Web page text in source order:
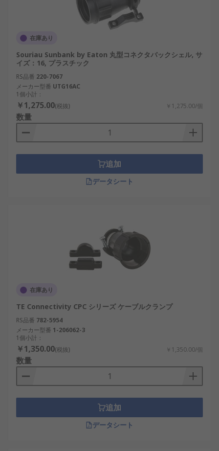
デメリットとしては以下の点が挙げられます。
高性能モデルほど価格が上がる傾向がありま
す。
材質や構造によっては重量が増し、取り付け
に工夫が必要な場合があります。
丸型コネクタバックシェルの選び
方
丸型コネクタバックシェルを選定する際には、使用
環境や目的に応じて複数の要素を考慮する必要があ
ります。以下のポイントを確認することで、最適な
コネクタバックシェルを選べます。
取付方向（ストレート／アングル）
ペースやケーブル配線経路に応じて決定しま
：コネクタとの適合性を確認。誤
ことが重要です。
ハウジング材質：アルミニウム、アルミ合
金、ステンレススチール、樹脂など。使用環
境により耐食性や軽量性を考慮します。
防水・防塵等級
：屋外や湿度の高い環境で
は、IP67以上のモデルが推奨されます。
丸型コネクタバックシェルの用途
丸型コネクタバックシェルは、産業用から民生用、
研究用途まで幅広く使用されています。高い耐久性
と防護性能により、日本国内でも多くの分野で導入
在庫あり
Souriau Sunbank by Eaton 丸型コネクタバックシェル, サ
イズ：16, プラスチック
RS品番 220-7067
メーカー型番 UTG16AC
1個小計：
￥1,275.00(税抜) ￥1,275.00/個
数量
追加
データシート
在庫あり
TE Connectivity CPC シリーズ ケーブルクランプ
RS品番 782-5954
メーカー型番 1-206062-3
1個小計：
￥1,350.00(税抜) ￥1,350.00/個
数量
追加
データシート